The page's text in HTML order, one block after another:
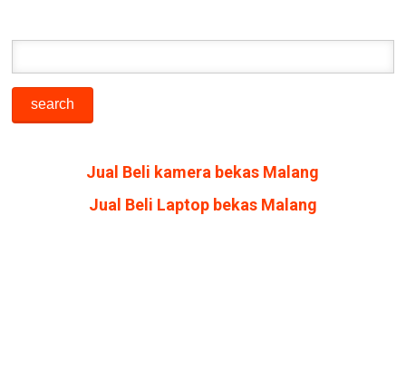
Jual Beli kamera bekas Malang
Jual Beli Laptop bekas Malang